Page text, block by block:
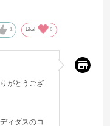
1 Like! 0
がとうござ
ィダスのコ